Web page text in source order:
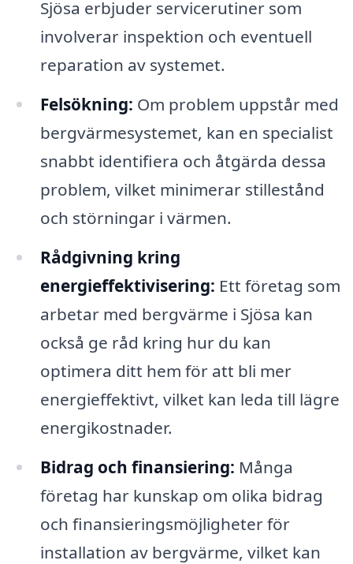
Sjösa erbjuder servicerutiner som
involverar inspektion och eventuell
reparation av systemet.
Felsökning: Om problem uppstår med
bergvärmesystemet, kan en specialist
snabbt identifiera och åtgärda dessa
problem, vilket minimerar stillestånd
och störningar i värmen.
Rådgivning kring
energieffektivisering: Ett företag som
arbetar med bergvärme i Sjösa kan
också ge råd kring hur du kan
optimera ditt hem för att bli mer
energieffektivt, vilket kan leda till lägre
energikostnader.
Bidrag och finansiering: Många
företag har kunskap om olika bidrag
och finansieringsmöjligheter för
installation av bergvärme, vilket kan